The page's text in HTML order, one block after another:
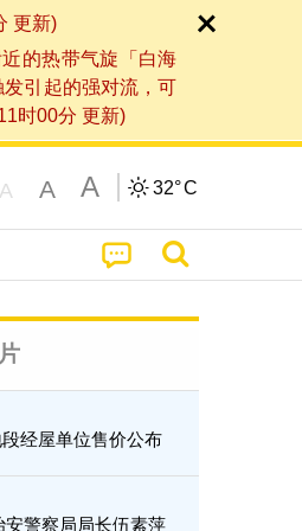
更新)
的热带气旋「白海
引起的强对流，可
时00分 更新)
A A A 32°C
经屋单位售价公布
警察局局长伍素萍